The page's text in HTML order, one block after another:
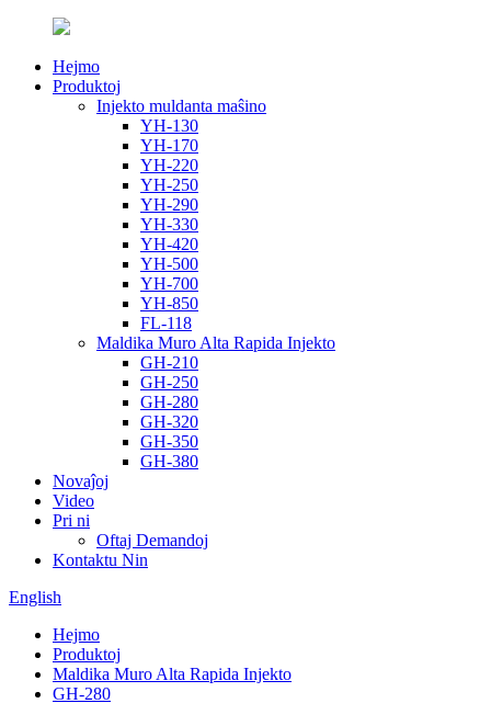
Hejmo
Produktoj
Injekto muldanta maŝino
YH-130
YH-170
YH-220
YH-250
YH-290
YH-330
YH-420
YH-500
YH-700
YH-850
FL-118
Maldika Muro Alta Rapida Injekto
GH-210
GH-250
GH-280
GH-320
GH-350
GH-380
Novaĵoj
Video
Pri ni
Oftaj Demandoj
Kontaktu Nin
English
Hejmo
Produktoj
Maldika Muro Alta Rapida Injekto
GH-280